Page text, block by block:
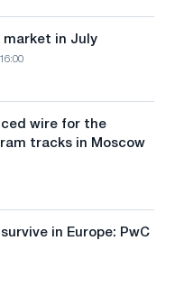
market in July
wire for the
tracks in Moscow
in Europe: PwC